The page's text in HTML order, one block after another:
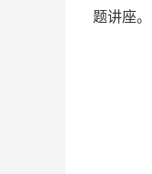
题讲座